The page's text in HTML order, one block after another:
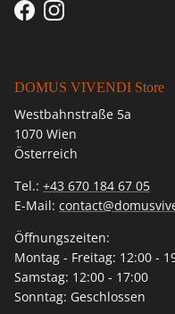
FacebookInstagram
DOMUS VIVENDI Store
Westbahnstraße 5a
1070 Wien
Österreich
Tel.: +43 670 184 67 05
E-Mail:
Öffnungszeiten:
Montag - Freitag: 12:00 -
Samstag: 12:00 - 17:00
Sonntag: Geschlossen